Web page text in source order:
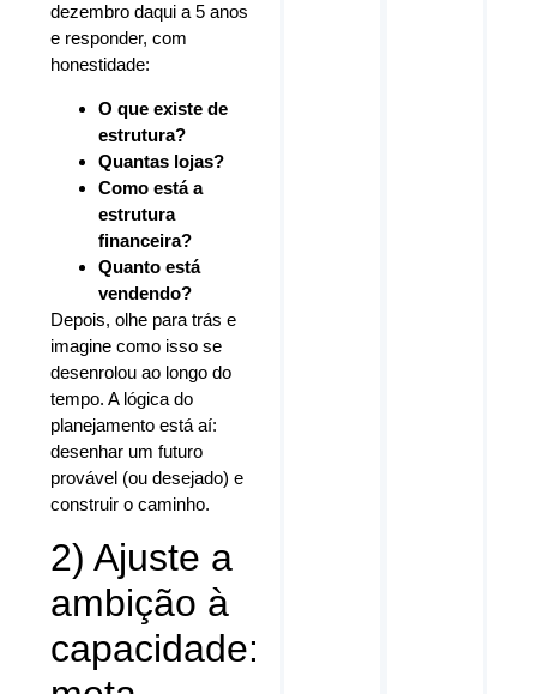
dezembro daqui a 5 anos
e responder, com
honestidade:
O que existe de
estrutura?
Quantas lojas?
Como está a
estrutura
financeira?
Quanto está
vendendo?
Depois, olhe para trás e
imagine como isso se
desenrolou ao longo do
tempo. A lógica do
planejamento está aí:
desenhar um futuro
provável (ou desejado) e
construir o caminho.
2) Ajuste a
ambição à
capacidade: